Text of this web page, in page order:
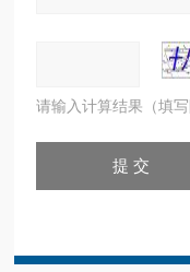
请输入计算结果（填